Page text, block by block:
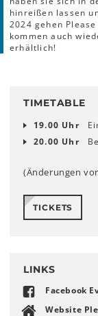
hinreißen lassen
2024 gehen
kommen auch
erhältlich!
TIMETABLE
19.00 Uhr
20.00 Uhr
(Änderungen
TICKETS
LINKS
Facebook
Website